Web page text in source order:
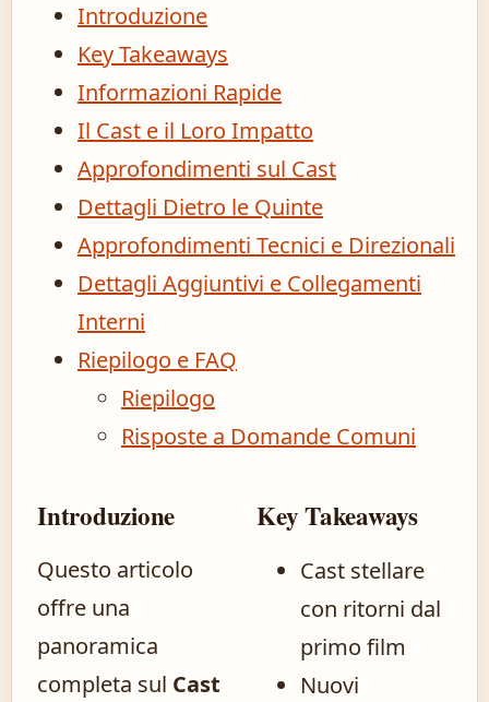
Introduzione
Key Takeaways
Informazioni Rapide
Il Cast e il Loro Impatto
Approfondimenti sul Cast
Dettagli Dietro le Quinte
Approfondimenti Tecnici e Direzionali
Dettagli Aggiuntivi e Collegamenti
Interni
Riepilogo e FAQ
Riepilogo
Risposte a Domande Comuni
Introduzione
Questo articolo
offre una
panoramica
completa sul Cast
Key Takeaways
Cast stellare
con ritorni dal
primo film
Nuovi